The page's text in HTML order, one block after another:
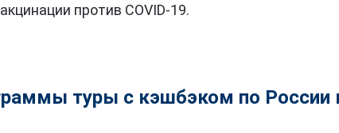
против COVID-19.
туры с кэшбэком по России